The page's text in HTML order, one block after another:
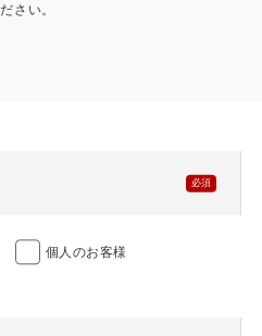
利用規約
さい。
個人のお客様